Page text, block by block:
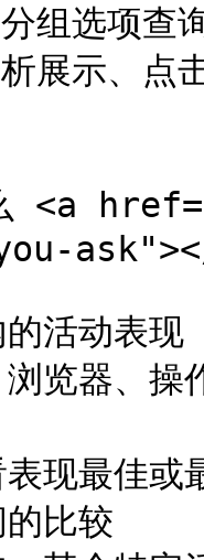
组选项查
展示、点
<a
活动表现
览器、操
现最佳或
比较